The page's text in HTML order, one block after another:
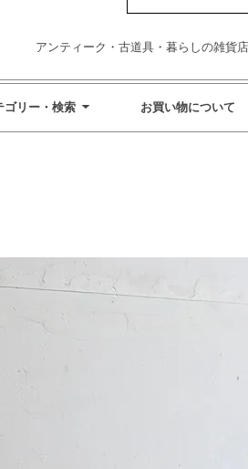
アンティーク・古道具・暮らしの雑
ゴリー・検索 お買い物について